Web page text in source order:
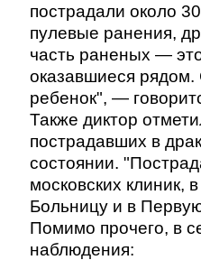
пострадали около
пулевые ранения,
часть раненых —
оказавшиеся
ребенок", —
Также диктор
пострадавших в
состоянии.
московских клиник,
Больницу и в
Помимо прочего, в
наблюдения: